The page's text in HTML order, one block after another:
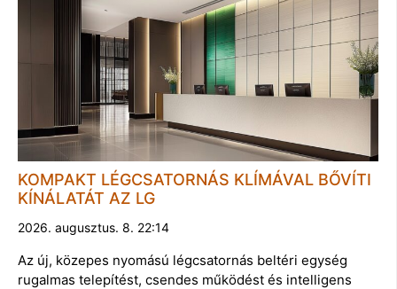
KOMPAKT LÉGCSATORNÁS KLÍMÁVAL BŐVÍTI
KÍNÁLATÁT AZ LG
2026. augusztus. 8. 22:14
Az új, közepes nyomású légcsatornás beltéri egység
rugalmas telepítést, csendes működést és intelligens